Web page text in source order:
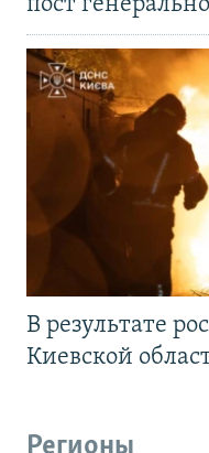
пост
В результате
Киевской